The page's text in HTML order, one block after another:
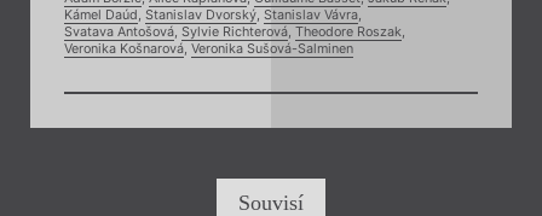
Kámel Daúd Stanislav Dvorský Stanislav Vávra
Svatava Antošová Sylvie Richterová Theodore Roszak
Veronika Košnarová Veronika Sušová-Salminen
Souvisí